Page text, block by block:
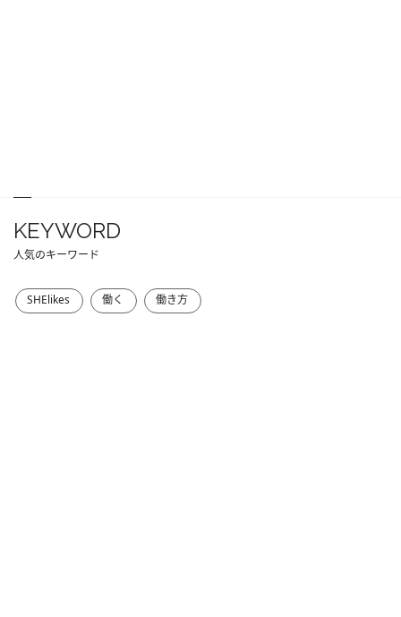
KEYWORD
人気のキーワード
SHElikes 働く 働き方